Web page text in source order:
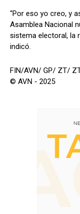
“Por eso yo creo, y
Asamblea Nacional
sistema electoral, la
indicó.
FIN/AVN/ GP/ ZT/
© AVN - 2025